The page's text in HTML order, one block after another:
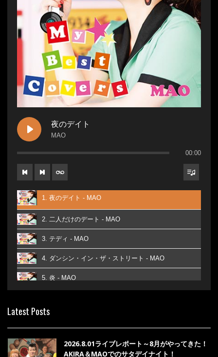
夜のデイト
MAO
00:00
1. 夜のデイト - MAO
2. 二人だけのデート - MAO
3. テディ - MAO
4. ダンシン・イン・ザ・ストリート - MAO
5. 炎 - MAO
7. ベストフレンド - MAO
Latest Posts
2026.8.01ライブレポート～8月がやってきた！
AKIRA＆MAOでのサタデイナイト！